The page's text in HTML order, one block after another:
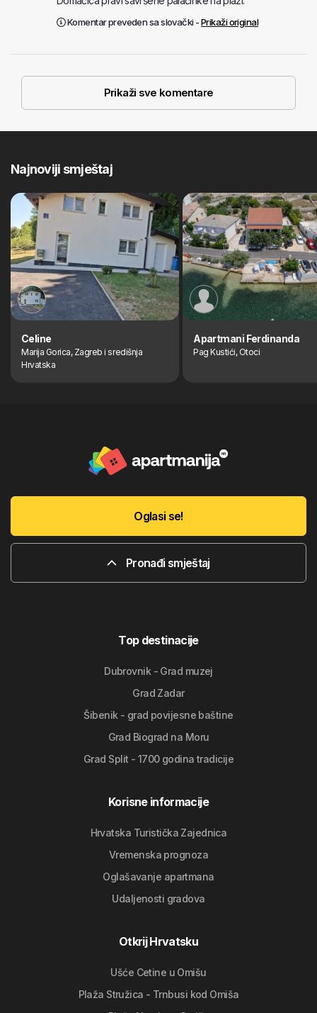
Komentar preveden sa slovački -Prikaži original
Prikaži sve komentare
Najnoviji smještaj
Celine
Marija Gorica, Zagreb i središnja
Hrvatska
Apartmani Ferdinanda
Pag Kustići, Otoci
Oglasi se!
Pronađi smještaj
Top destinacije
Dubrovnik - Grad muzej
Grad Zadar
Šibenik - grad povijesne baštine
Grad Biograd na Moru
Grad Split - 1700 godina tradicije
Korisne informacije
Hrvatska Turistička Zajednica
Vremenska prognoza
Oglašavanje apartmana
Udaljenosti gradova
Otkrij Hrvatsku
Ušće Cetine u Omišu
Plaža Stružica - Trnbusi kod Omiša